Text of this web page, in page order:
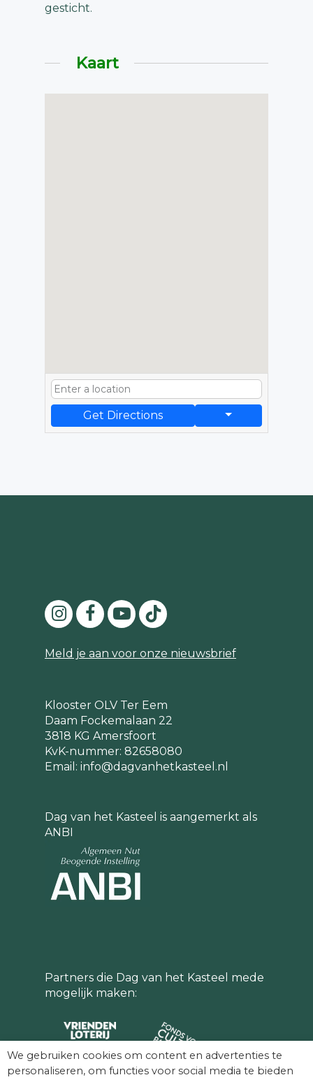
gesticht.
Kaart
Get Directions
Meld je aan voor onze nieuwsbrief
Klooster OLV Ter Eem
Daam Fockemalaan 22
3818 KG Amersfoort
KvK-nummer: 82658080
Email: info@dagvanhetkasteel.nl
Dag van het Kasteel is aangemerkt als
ANBI
Partners die Dag van het Kasteel mede
mogelijk maken:
We gebruiken cookies om content en advertenties te
personaliseren, om functies voor social media te bieden